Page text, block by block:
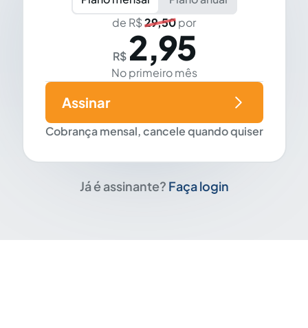
de R$29,50por
R$ 2,95
No primeiro mês
Cobrança mensal, cancele quando quiser
Assinar
Já é assinante? Faça login